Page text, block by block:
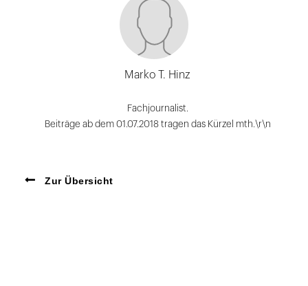
Marko T. Hinz
Fachjournalist.
Beiträge ab dem 01.07.2018 tragen das Kürzel mth.\r\n
Zur Übersicht